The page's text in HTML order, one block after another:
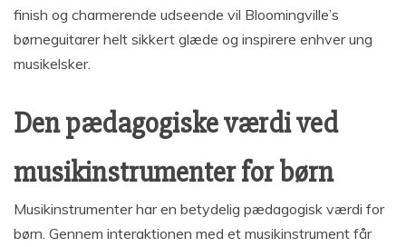
finish og charmerende udseende vil Bloomingville’s
børneguitarer helt sikkert glæde og inspirere enhver ung
musikelsker.
Den pædagogiske værdi ved
musikinstrumenter for børn
Musikinstrumenter har en betydelig pædagogisk værdi for
børn. Gennem interaktionen med et musikinstrument får